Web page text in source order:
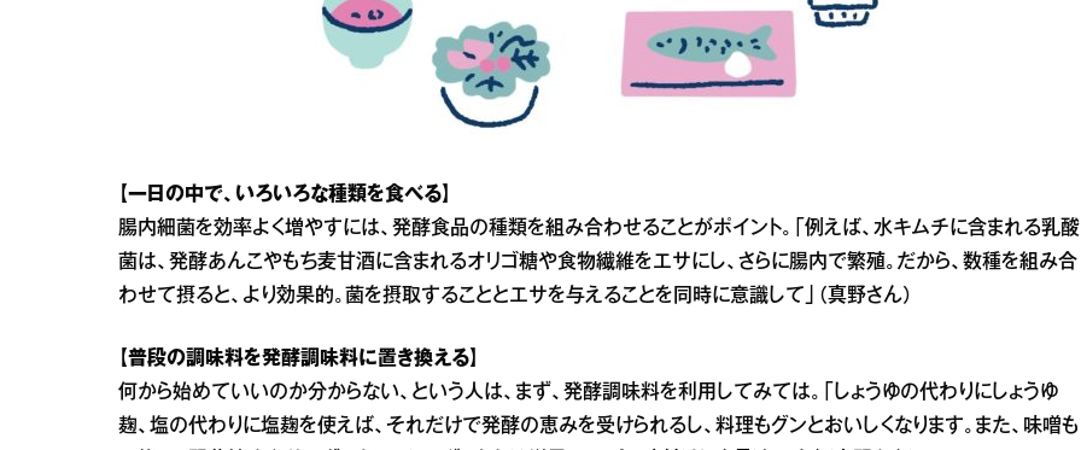
【一日の中で、いろいろな種類を食べる】
腸内細菌を効率よく増やすには、発酵食品の種類を組み合わせることがポイント。「例えば、水キムチに含まれる乳酸
菌は、発酵あんこやもち麦甘酒に含まれるオリゴ糖や食物繊維をエサにし、さらに腸内で繁殖。だから、数種を組み合
わせて摂ると、より効果的。菌を摂取することとエサを与えることを同時に意識して」（真野さん）
【普段の調味料を発酵調味料に置き換える】
何から始めていいのか分からない、という人は、まず、発酵調味料を利用してみては。「しょうゆの代わりにしょうゆ
麹、塩の代わりに塩麹を使えば、それだけで発酵の恵みを受けられるし、料理もグンとおいしくなります。また、味噌も